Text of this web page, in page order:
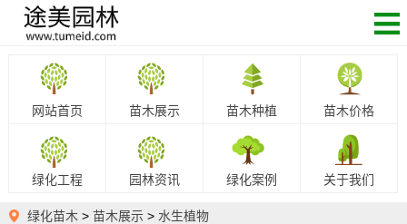
网站首页 苗木展示 苗木种植 苗木价格
绿化工程 园林资讯 绿化案例 关于我们
绿化苗木 > 苗木展示 > 水生植物